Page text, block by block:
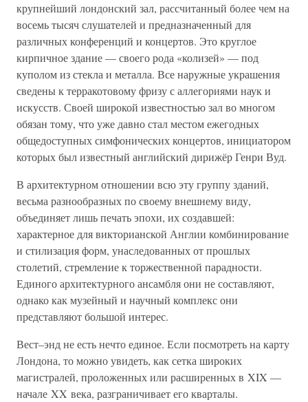
крупнейший лондонский зал, рассчитанный более чем на
восемь тысяч слушателей и предназначенный для
различных конференций и концертов. Это круглое
кирпичное здание — своего рода «колизей» — под
куполом из стекла и металла. Все наружные украшения
сведены к терракотовому фризу с аллегориями наук и
искусств. Своей широкой известностью зал во многом
обязан тому, что уже давно стал местом ежегодных
общедоступных симфонических концертов, инициатором
которых был известный английский дирижёр Генри Вуд.
В архитектурном отношении всю эту группу зданий,
весьма разнообразных по своему внешнему виду,
объединяет лишь печать эпохи, их создавшей:
характерное для викторианской Англии комбинирование
и стилизация форм, унаследованных от прошлых
столетий, стремление к торжественной парадности.
Единого архитектурного ансамбля они не составляют,
однако как музейный и научный комплекс они
представляют большой интерес.
Вест–энд не есть нечто единое. Если посмотреть на карту
Лондона, то можно увидеть, как сетка широких
магистралей, проложенных или расширенных в XIX —
начале XX века, разграничивает его кварталы.